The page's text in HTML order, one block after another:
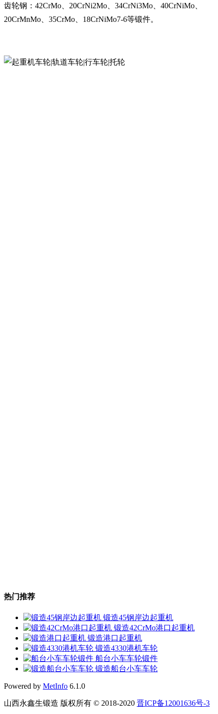
齿轮钢：42CrMo、20CrNi2Mo、34CrNi3Mo、40CrNiMo、
20CrMnMo、35CrMo、18CrNiMo7-6等锻件。
热门推荐
锻造45钢岸边起重机
锻造42CrMo港口起重机
锻造港口起重机
锻造4330港机车轮
船台小车车轮锻件
锻造船台小车车轮
Powered by MetInfo 6.1.0
山西永鑫生锻造 版权所有 © 2018-2020 晋ICP备12001636号-3